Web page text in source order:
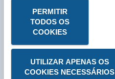
PERMITIR
TODOS OS
COOKIES
UTILIZAR APENAS OS
COOKIES NECESSÁRIOS